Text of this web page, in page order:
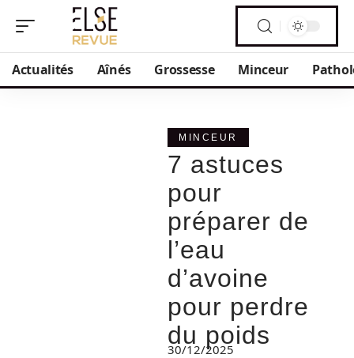
Actualités Aînés Grossesse Minceur
MINCEUR
7 astuces
pour
préparer de
l’eau
d’avoine
pour perdre
du poids
30/12/2025